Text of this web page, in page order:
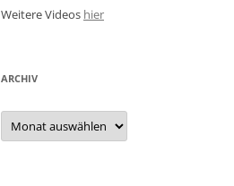
Weitere Videos hier
ARCHIV
Archiv